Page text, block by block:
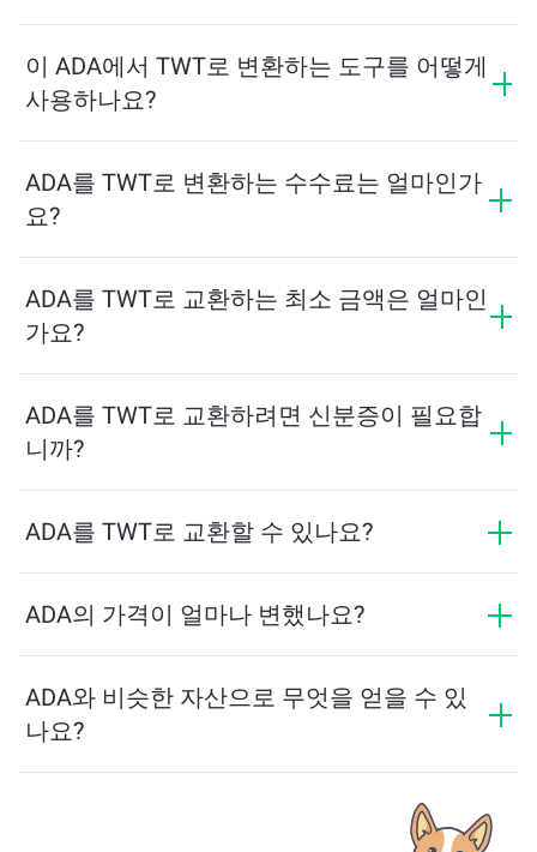
줍니다. 이 환율은 시장 상황, 수요와 공급, 그리고 유동성
에 따라 변동합니다.
이 ADA에서 TWT로 변환하는 도구를 어떻게
사용하나요?
수량을 계산해줍니다. 그런 다음, 안내에 따라 거래를 완
료하세요.
ADA를 TWT로 변환하는 수수료는 얼마인가
요?
라집니다. ChangeNOW는 숨겨진 수수료 없이 경쟁력 있
는 요금을 제공하며, 최종 금액은 거래를 확인하기 전에
표시됩니다.
ADA를 TWT로 교환하는 최소 금액은 얼마인
가요?
다. 플랫폼은 원활한 거래를 보장하기 위해 필요한 최소
금액을 자동으로 계산합니다. 그러나 대부분의 경우, 최
소 금액은 2달러 상당입니다.
ADA를 TWT로 교환하려면 신분증이 필요합
니까?
프로세스가 빠르고 익명입니다. 그러나 ChangeNOW Pro
세요!
ADA를 TWT로 교환할 수 있나요?
교환할 수 있습니다. 또한 ChangeNOW는 멀티체인 브리
ADA의 가격이 얼마나 변했나요?
니다.
ADA와 비슷한 자산으로 무엇을 얻을 수 있
나요?
테이블코인, 유틸리티 토큰, 거버넌스 코인 또는 다른 유
형일 수 있습니다. 일반적인 대안으로는 유사한 사용 사